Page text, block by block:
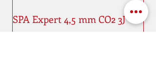
SPA Expert 4,5 mm CO2 3J
Price